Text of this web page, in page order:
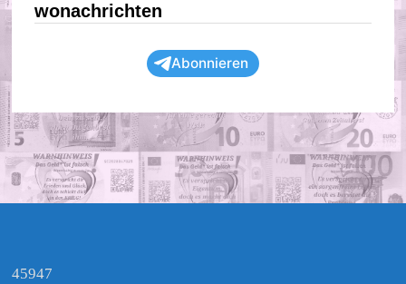
wonachrichten
Abonnieren
45947